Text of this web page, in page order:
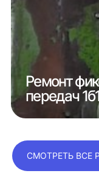
Ремонт
передач
СМОТРЕТЬ ВСЕ